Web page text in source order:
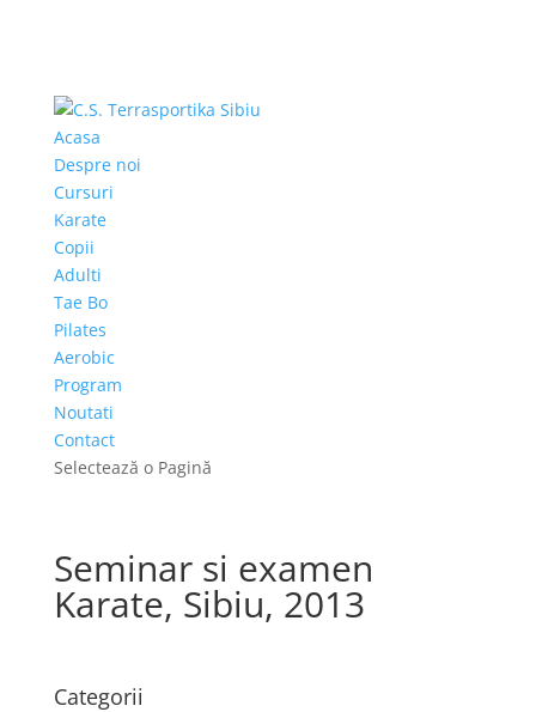
Acasa
Despre noi
Cursuri
Karate
Copii
Adulti
Tae Bo
Pilates
Aerobic
Program
Noutati
Contact
Selectează o Pagină
Seminar si examen
Karate, Sibiu, 2013
Categorii